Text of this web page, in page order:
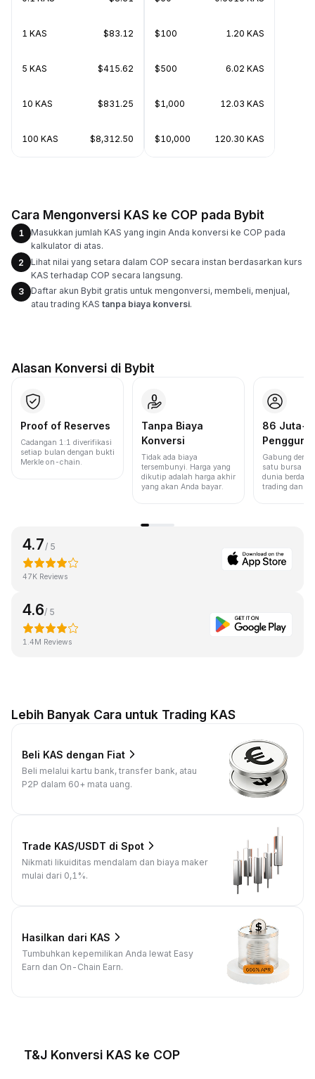
1 KAS $83.12
5 KAS $415.62
10 KAS $831.25
100 KAS $8,312.50
$100 1.20 KAS
$500 6.02 KAS
$1,000 12.03 KAS
$10,000 120.30 KAS
Cara Mengonversi KAS ke COP pada Bybit
1
Masukkan jumlah KAS yang ingin Anda konversi ke COP pada
kalkulator di atas.
2
Lihat nilai yang setara dalam COP secara instan berdasarkan kurs
KAS terhadap COP secara langsung.
3
Daftar akun Bybit gratis untuk mengonversi, membeli, menjual,
atau trading KAS tanpa biaya konversi.
Alasan Konversi di Bybit
Proof of Reserves
Cadangan 1:1 diverifikasi
setiap bulan dengan bukti
Merkle on-chain.
Tanpa Biaya
Konversi
Tidak ada biaya
tersembunyi. Harga yang
dikutip adalah harga akhir
yang akan Anda bayar.
86 Juta+
Pengguna
Gabung
satu bursa
dunia
trading dan
4.7/ 5
47K Reviews
4.6/ 5
1.4M Reviews
Lebih Banyak Cara untuk Trading KAS
Beli KAS dengan Fiat
Beli melalui kartu bank, transfer bank, atau
P2P dalam 60+ mata uang.
Trade KAS/USDT di Spot
Nikmati likuiditas mendalam dan biaya maker
mulai dari 0,1%.
Hasilkan dari KAS
Tumbuhkan kepemilikan Anda lewat Easy
Earn dan On-Chain Earn.
T&J Konversi KAS ke COP